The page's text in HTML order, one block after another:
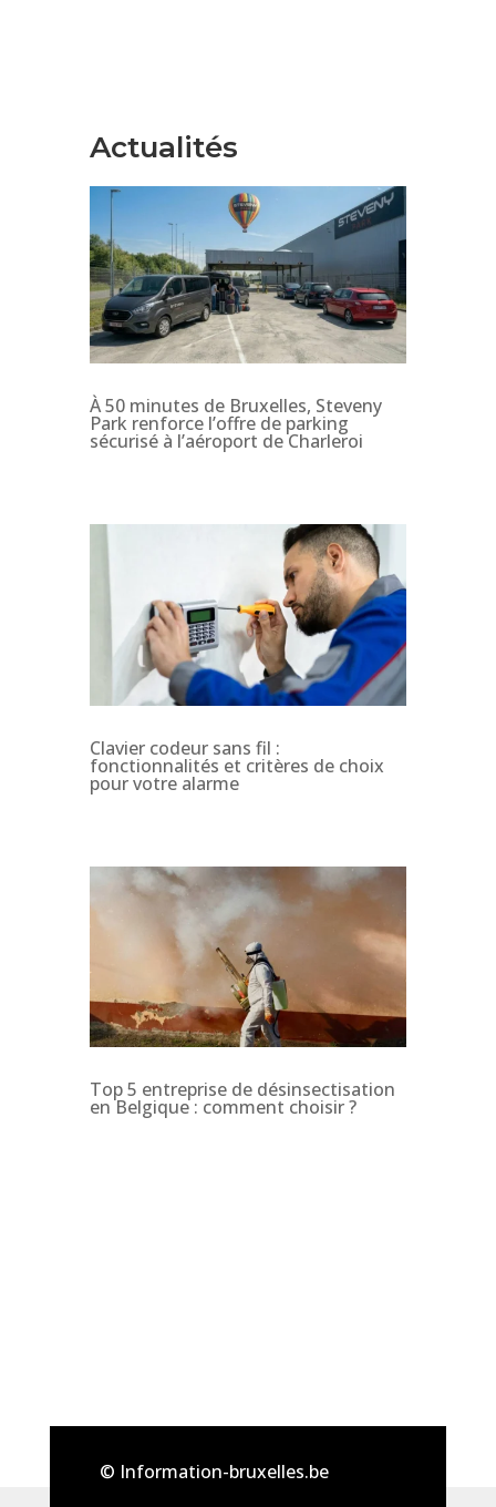
Actualités
À 50 minutes de Bruxelles, Steveny
Park renforce l’offre de parking
sécurisé à l’aéroport de Charleroi
Clavier codeur sans fil :
fonctionnalités et critères de choix
pour votre alarme
Top 5 entreprise de désinsectisation
en Belgique : comment choisir ?
© Information-bruxelles.be